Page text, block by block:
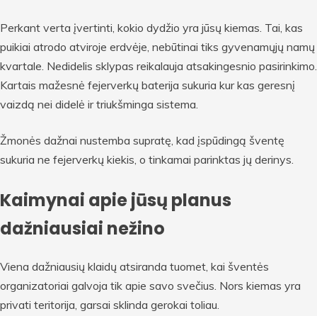
Perkant verta įvertinti, kokio dydžio yra jūsų kiemas. Tai, kas
puikiai atrodo atviroje erdvėje, nebūtinai tiks gyvenamųjų namų
kvartale. Nedidelis sklypas reikalauja atsakingesnio pasirinkimo.
Kartais mažesnė fejerverkų baterija sukuria kur kas geresnį
vaizdą nei didelė ir triukšminga sistema.
Žmonės dažnai nustemba supratę, kad įspūdingą šventę
sukuria ne fejerverkų kiekis, o tinkamai parinktas jų derinys.
Kaimynai apie jūsų planus
dažniausiai nežino
Viena dažniausių klaidų atsiranda tuomet, kai šventės
organizatoriai galvoja tik apie savo svečius. Nors kiemas yra
privati teritorija, garsai sklinda gerokai toliau.